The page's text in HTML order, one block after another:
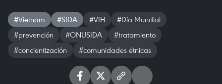
#Vietnam #SIDA #VIH
#Día Mundial
#prevención
#ONUSIDA
#tratamiento
#concientización
#comunidades étnicas